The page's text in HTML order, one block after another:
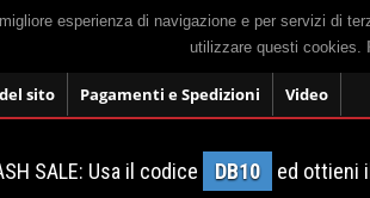
esperienza di navigazione e per servizi di
utilizzare questi cookies.
sito Pagamenti e Spedizioni Video
SALE: Usa il codice DB10 ed ottieni